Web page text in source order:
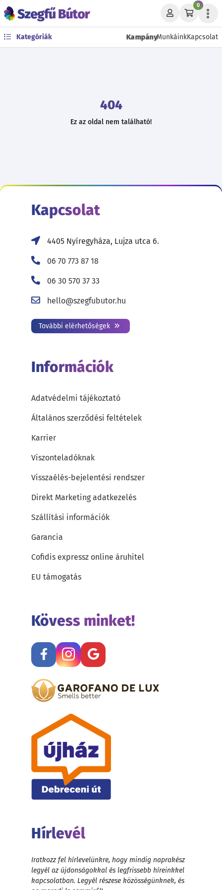
0
Kategóriák KampányMunkáinkKapcsolat
404
Ez az oldal nem található!
Kapcsolat
4405 Nyíregyháza, Lujza utca 6.
06 70 773 87 18
06 30 570 37 33
hello@szegfubutor.hu
További elérhetőségek
Információk
Adatvédelmi tájékoztató
Általános szerződési feltételek
Karrier
Viszonteladóknak
Visszaélés-bejelentési rendszer
Direkt Marketing adatkezelés
Szállítási információk
Garancia
Cofidis expressz online áruhitel
EU támogatás
Kövess minket!
Hírlevél
Iratkozz fel hírlevelünkre, hogy mindig naprakész
legyél az újdonságokkal és legfrissebb híreinkkel
kapcsolatban. Legyél részese közösségünknek, és